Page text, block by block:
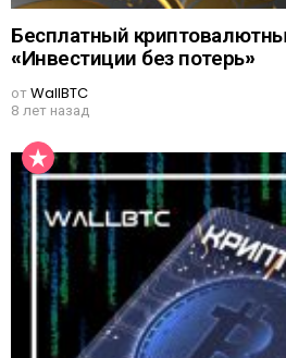
Бесплатный
«Инвестиции без потерь»
отWallBTC
8 лет назад